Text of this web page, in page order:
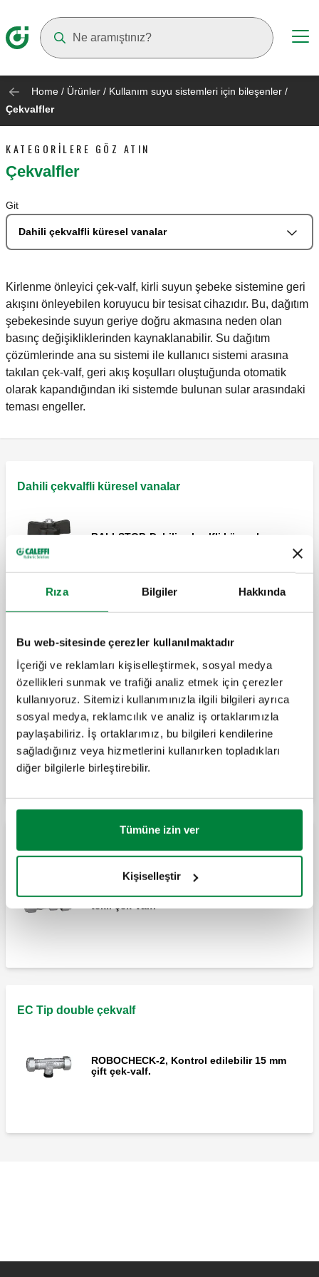
Rıza Bilgiler Hakkında
Bu web-sitesinde çerezler kullanılmaktadır
İçeriği ve reklamları kişiselleştirmek, sosyal medya
özellikleri sunmak ve trafiği analiz etmek için çerezler
kullanıyoruz. Sitemizi kullanımınızla ilgili bilgileri ayrıca
sosyal medya, reklamcılık ve analiz iş ortaklarımızla
paylaşabiliriz. İş ortaklarımız, bu bilgileri kendilerine
sağladığınız veya hizmetlerini kullanırken topladıkları
diğer bilgilerle birleştirebilir.
Tümüne izin ver
Kişiselleştir
Home / Ürünler / Kullanım suyu sistemleri için bileşenler /
Çekvalfler
KATEGORILERE GÖZ ATIN
Çekvalfler
Git
Dahili çekvalfli küresel vanalar
Kirlenme önleyici çek-valf, kirli suyun şebeke sistemine geri
akışını önleyebilen koruyucu bir tesisat cihazıdır. Bu, dağıtım
şebekesinde suyun geriye doğru akmasına neden olan
basınç değişikliklerinden kaynaklanabilir. Su dağıtım
çözümlerinde ana su sistemi ile kullanıcı sistemi arasına
takılan çek-valf, geri akış koşulları oluştuğunda otomatik
olarak kapandığından iki sistemde bulunan sular arasındaki
teması engeller.
Dahili çekvalfli küresel vanalar
BALLSTOP, Dahili çekvalfli küresel vana,
BALLSTOP, Dahili çekvalfli küresel vana,
BALLSTOP, Dahili çekvalfli küresel vana,
erkek - dişi bağlantılar.
BALLSTOP, Dahili çekvalfli küresel vana,
dişi - somun bağlantılı.
BALLSTOP, Dahili çekvalfli küresel
Genişlet
ROBOCHECK-1, Kontrol edilebilir 15 mm
tekli çek-valf.
EC Tip double çekvalf
ROBOCHECK-2, Kontrol edilebilir 15 mm
çift çek-valf.